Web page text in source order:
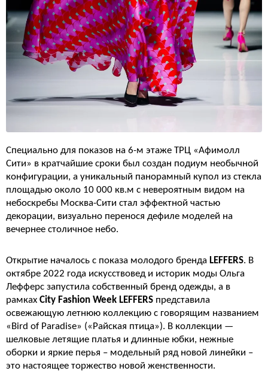
Специально для показов на 6-м этаже ТРЦ «Афимолл
Сити» в кратчайшие сроки был создан подиум необычной
конфигурации, а уникальный панорамный купол из стекла
площадью около 10 000 кв.м с невероятным видом на
небоскребы Москва-Сити стал эффектной частью
декорации, визуально перенося дефиле моделей на
вечернее столичное небо.
Открытие началось с показа молодого бренда LEFFERS. В
октябре 2022 года искусствовед и историк моды Ольга
Лефферс запустила собственный бренд одежды, а в
рамках City Fashion Week LEFFERS представила
освежающую летнюю коллекцию с говорящим названием
«Bird of Paradise» («Райская птица»). В коллекции —
шелковые летящие платья и длинные юбки, нежные
оборки и яркие перья – модельный ряд новой линейки –
это настоящее торжество новой женственности.